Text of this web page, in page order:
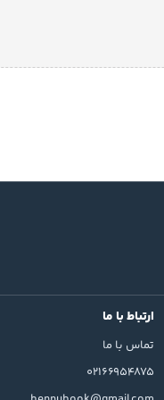
ارتباط با ما
تماس با ما
02166954875